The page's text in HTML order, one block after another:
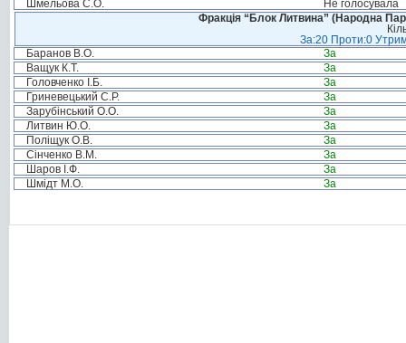
Шмельова С.О.
Не голосувала
Фракція “Блок Литвина” (Народна
За:20 Проти:0
Баранов В.О.
За
Ващук К.Т.
За
Головченко І.Б.
За
Гриневецький С.Р.
За
Зарубінський О.О.
За
Литвин Ю.О.
За
Поліщук О.В.
За
Сінченко В.М.
За
Шаров І.Ф.
За
Шмідт М.О.
За